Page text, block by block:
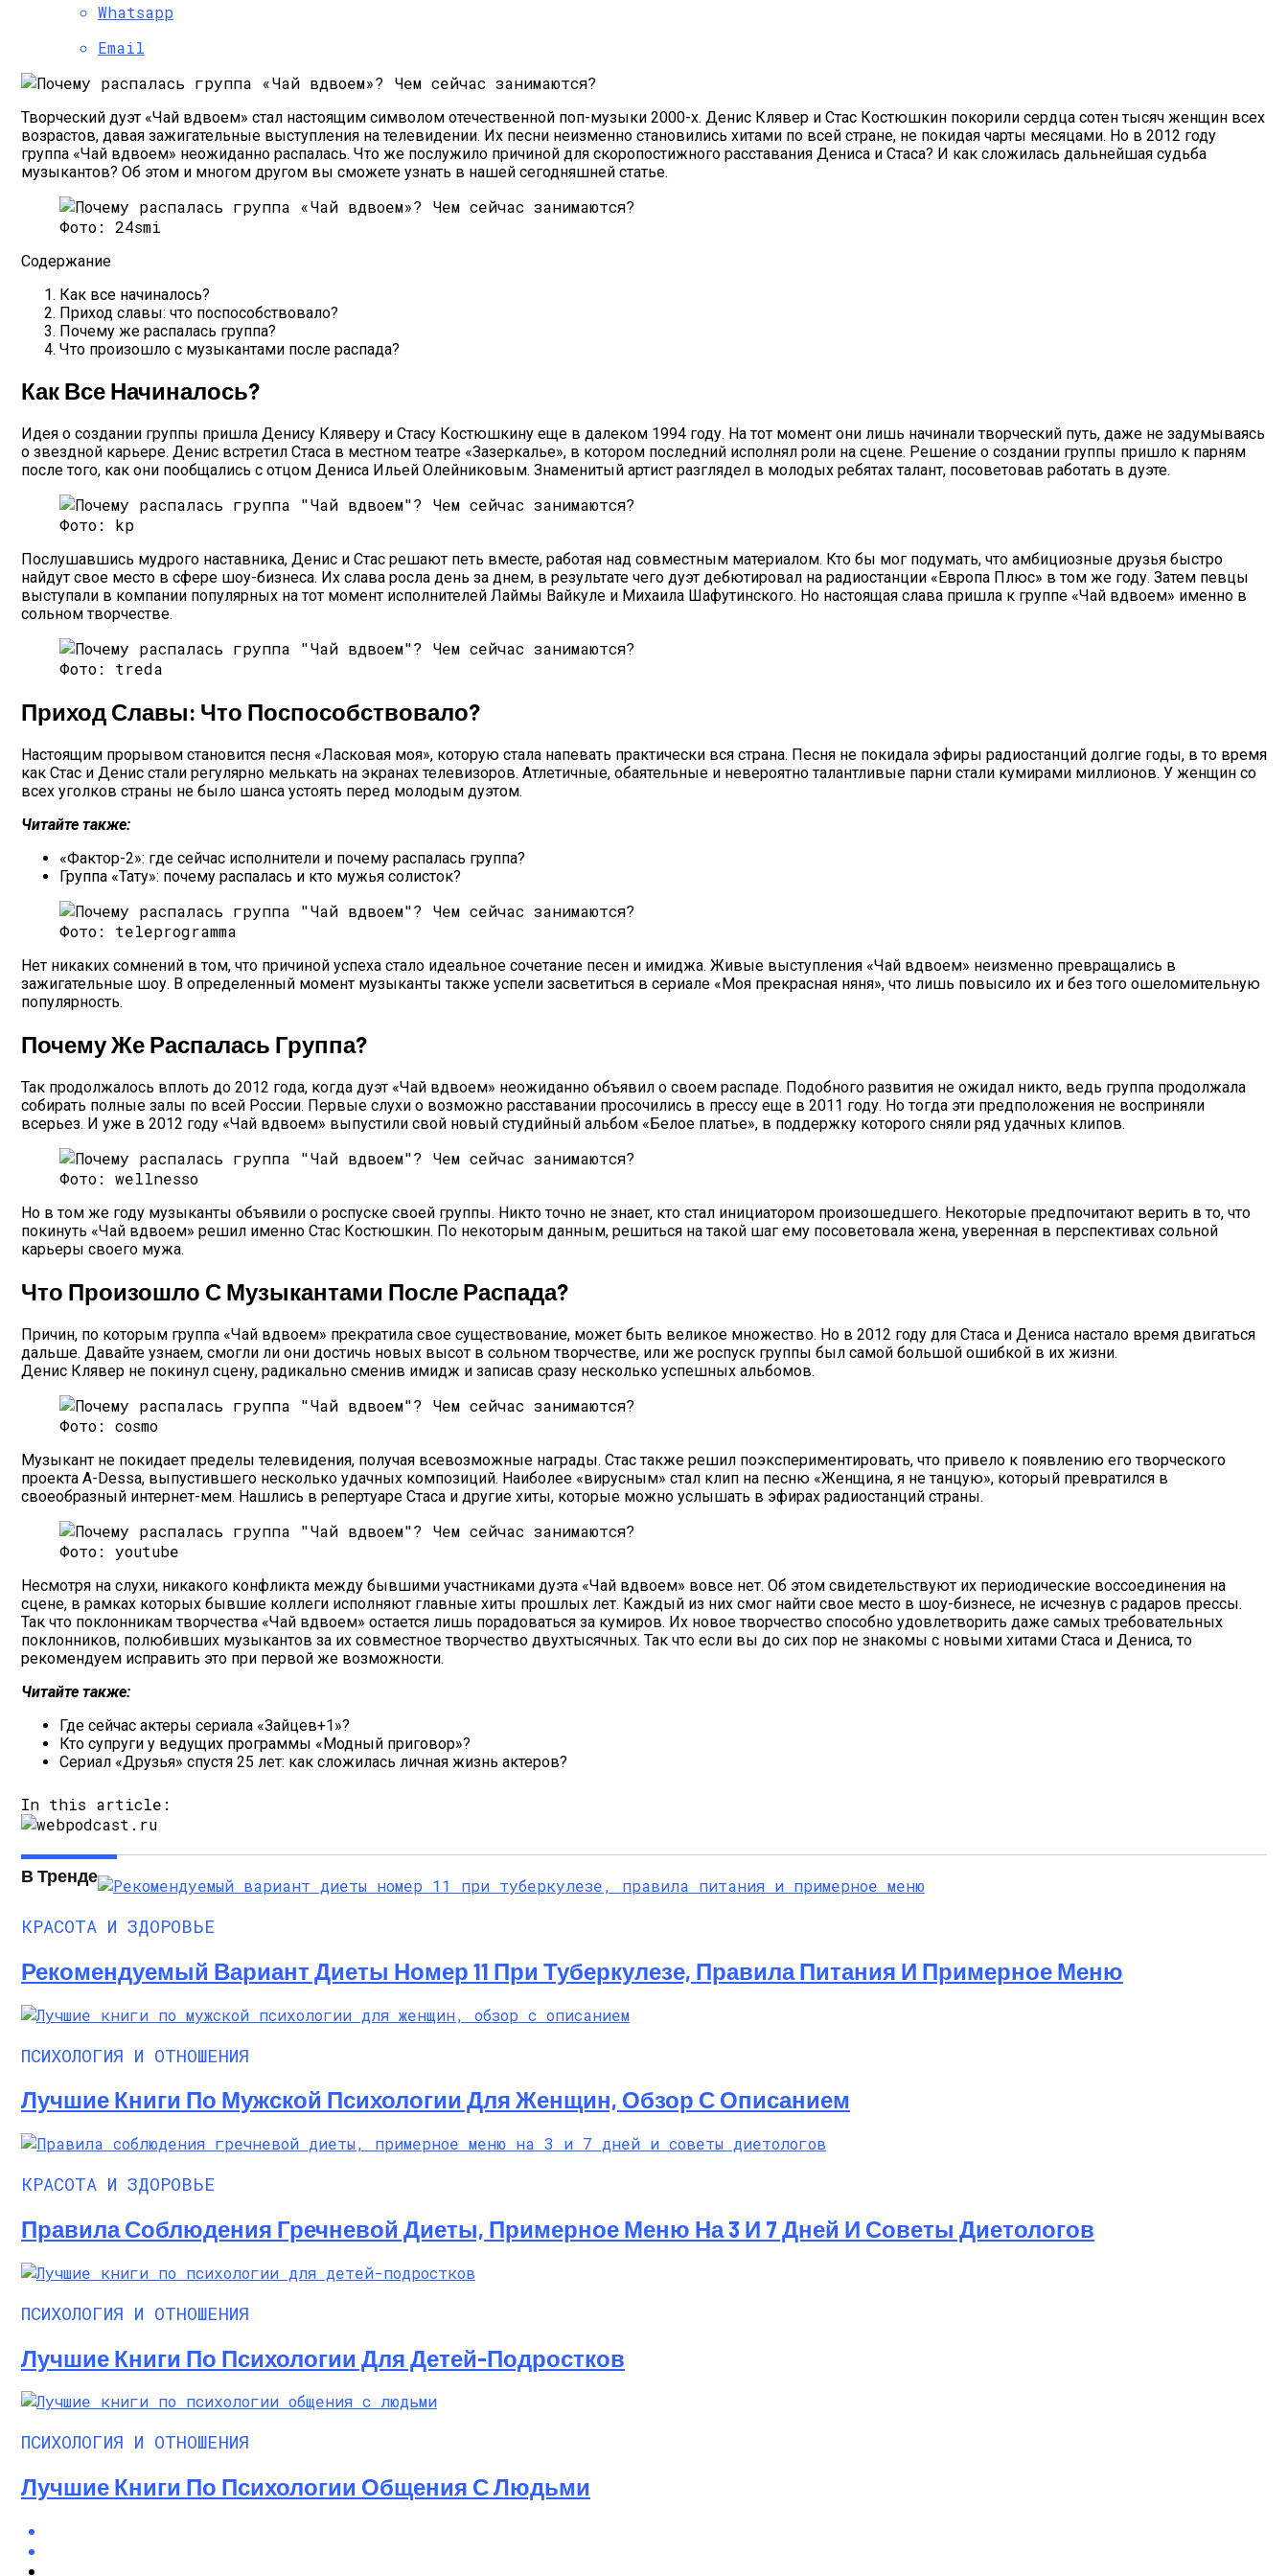
Способы И Механизмы Психологической Защиты От Негативного Влияния
Whatsapp
Email
Творческий дуэт «Чай вдвоем» стал настоящим символом отечественной поп-музыки 2000-х. Денис Клявер и Стас Костюшкин покорили сердца сотен тысяч женщин всех
возрастов, давая зажигательные выступления на телевидении. Их песни неизменно становились хитами по всей стране, не покидая чарты месяцами. Но в 2012 году
группа «Чай вдвоем» неожиданно распалась. Что же послужило причиной для скоропостижного расставания Дениса и Стаса? И как сложилась дальнейшая судьба
музыкантов? Об этом и многом другом вы сможете узнать в нашей сегодняшней статье.
Фото: 24smi
Содержание
Как все начиналось?
Приход славы: что поспособствовало?
Почему же распалась группа?
Что произошло с музыкантами после распада?
Как Все Начиналось?
Идея о создании группы пришла Денису Кляверу и Стасу Костюшкину еще в далеком 1994 году. На тот момент они лишь начинали творческий путь, даже не задумываясь
о звездной карьере. Денис встретил Стаса в местном театре «Зазеркалье», в котором последний исполнял роли на сцене. Решение о создании группы пришло к парням
после того, как они пообщались с отцом Дениса Ильей Олейниковым. Знаменитый артист разглядел в молодых ребятах талант, посоветовав работать в дуэте.
Фото: kp
Послушавшись мудрого наставника, Денис и Стас решают петь вместе, работая над совместным материалом. Кто бы мог подумать, что амбициозные друзья быстро
найдут свое место в сфере шоу-бизнеса. Их слава росла день за днем, в результате чего дуэт дебютировал на радиостанции «Европа Плюс» в том же году. Затем певцы
выступали в компании популярных на тот момент исполнителей Лаймы Вайкуле и Михаила Шафутинского. Но настоящая слава пришла к группе «Чай вдвоем» именно в
сольном творчестве.
Фото: treda
Приход Славы: Что Поспособствовало?
Настоящим прорывом становится песня «Ласковая моя», которую стала напевать практически вся страна. Песня не покидала эфиры радиостанций долгие годы, в то время
как Стас и Денис стали регулярно мелькать на экранах телевизоров. Атлетичные, обаятельные и невероятно талантливые парни стали кумирами миллионов. У женщин со
всех уголков страны не было шанса устоять перед молодым дуэтом.
Читайте также:
«Фактор-2»: где сейчас исполнители и почему распалась группа?
Группа «Тату»: почему распалась и кто мужья солисток?
Фото: teleprogramma
Нет никаких сомнений в том, что причиной успеха стало идеальное сочетание песен и имиджа. Живые выступления «Чай вдвоем» неизменно превращались в
зажигательные шоу. В определенный момент музыканты также успели засветиться в сериале «Моя прекрасная няня», что лишь повысило их и без того ошеломительную
популярность.
Почему Же Распалась Группа?
Так продолжалось вплоть до 2012 года, когда дуэт «Чай вдвоем» неожиданно объявил о своем распаде. Подобного развития не ожидал никто, ведь группа продолжала
собирать полные залы по всей России. Первые слухи о возможно расставании просочились в прессу еще в 2011 году. Но тогда эти предположения не восприняли
всерьез. И уже в 2012 году «Чай вдвоем» выпустили свой новый студийный альбом «Белое платье», в поддержку которого сняли ряд удачных клипов.
Фото: wellnesso
Но в том же году музыканты объявили о роспуске своей группы. Никто точно не знает, кто стал инициатором произошедшего. Некоторые предпочитают верить в то, что
покинуть «Чай вдвоем» решил именно Стас Костюшкин. По некоторым данным, решиться на такой шаг ему посоветовала жена, уверенная в перспективах сольной
карьеры своего мужа.
Что Произошло С Музыкантами После Распада?
Причин, по которым группа «Чай вдвоем» прекратила свое существование, может быть великое множество. Но в 2012 году для Стаса и Дениса настало время двигаться
дальше. Давайте узнаем, смогли ли они достичь новых высот в сольном творчестве, или же роспуск группы был самой большой ошибкой в их жизни.
Денис Клявер не покинул сцену, радикально сменив имидж и записав сразу несколько успешных альбомов.
Фото: cosmo
Музыкант не покидает пределы телевидения, получая всевозможные награды. Стас также решил поэкспериментировать, что привело к появлению его творческого
проекта A-Dessa, выпустившего несколько удачных композиций. Наиболее «вирусным» стал клип на песню «Женщина, я не танцую», который превратился в
своеобразный интернет-мем. Нашлись в репертуаре Стаса и другие хиты, которые можно услышать в эфирах радиостанций страны.
Фото: youtube
Несмотря на слухи, никакого конфликта между бывшими участниками дуэта «Чай вдвоем» вовсе нет. Об этом свидетельствуют их периодические воссоединения на
сцене, в рамках которых бывшие коллеги исполняют главные хиты прошлых лет. Каждый из них смог найти свое место в шоу-бизнесе, не исчезнув с радаров прессы.
Так что поклонникам творчества «Чай вдвоем» остается лишь порадоваться за кумиров. Их новое творчество способно удовлетворить даже самых требовательных
поклонников, полюбивших музыкантов за их совместное творчество двухтысячных. Так что если вы до сих пор не знакомы с новыми хитами Стаса и Дениса, то
рекомендуем исправить это при первой же возможности.
Читайте также:
Где сейчас актеры сериала «Зайцев+1»?
Кто супруги у ведущих программы «Модный приговор»?
Сериал «Друзья» спустя 25 лет: как сложилась личная жизнь актеров?
In this article:
В Тренде
КРАСОТА И ЗДОРОВЬЕ
Рекомендуемый Вариант Диеты Номер 11 При Туберкулезе, Правила Питания И Примерное Меню
ПСИХОЛОГИЯ И ОТНОШЕНИЯ
Лучшие Книги По Мужской Психологии Для Женщин, Обзор С Описанием
КРАСОТА И ЗДОРОВЬЕ
Правила Соблюдения Гречневой Диеты, Примерное Меню На 3 И 7 Дней И Советы Диетологов
ПСИХОЛОГИЯ И ОТНОШЕНИЯ
Лучшие Книги По Психологии Для Детей-Подростков
ПСИХОЛОГИЯ И ОТНОШЕНИЯ
Лучшие Книги По Психологии Общения С Людьми